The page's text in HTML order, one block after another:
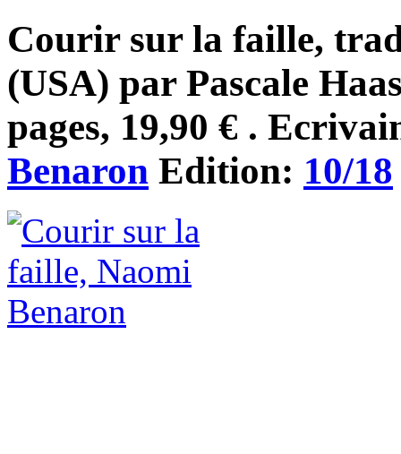
Courir sur la faille,
(USA) par Pascale
pages, 19,90 € .
Benaron Edition: 10/18